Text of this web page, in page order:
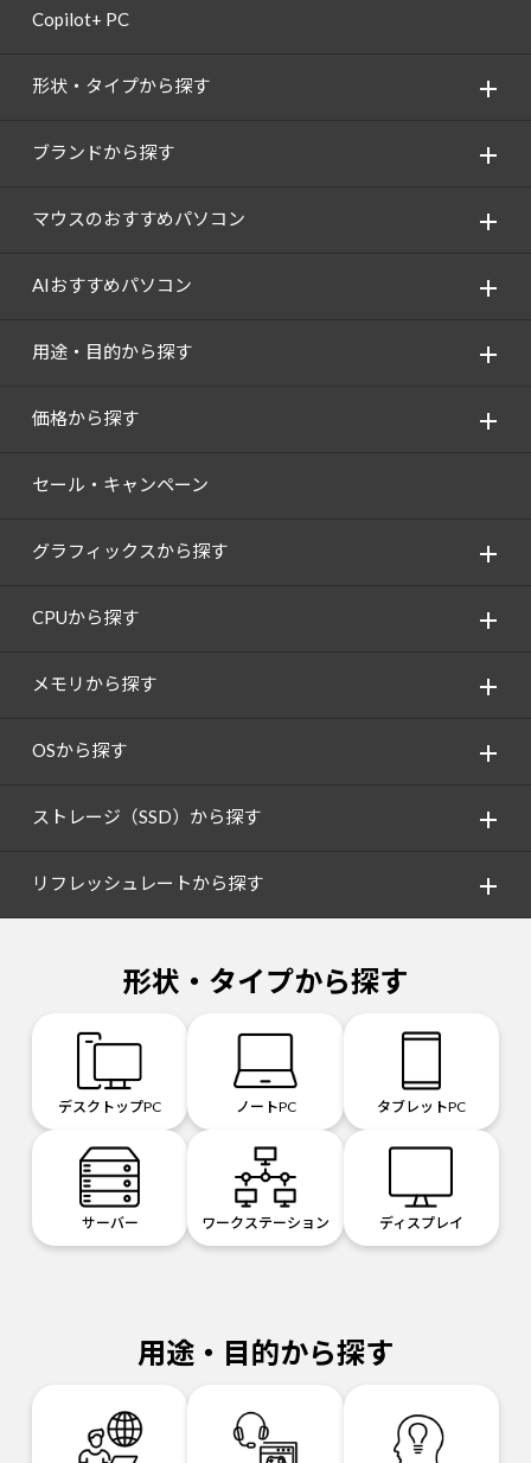
Copilot+ PC
形状・タイプから探す
ブランドから探す
マウスのおすすめパソコン
AIおすすめパソコン
用途・目的から探す
価格から探す
セール・キャンペーン
グラフィックスから探す
CPUから探す
メモリから探す
OSから探す
ストレージ（SSD）から探す
リフレッシュレートから探す
形状・タイプから探す
デスクトップPC ノートPC タブレットPC
サーバー ワークステーション ディスプレイ
用途・目的から探す